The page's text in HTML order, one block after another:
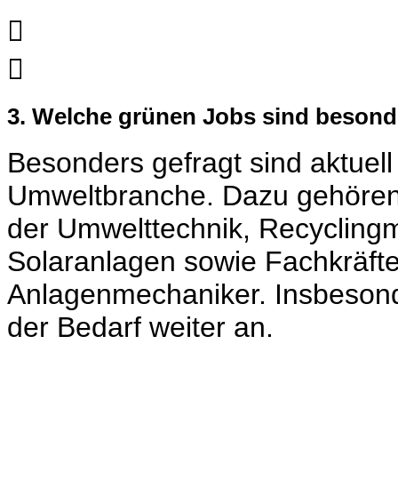


3. Welche grünen Jobs sind
Besonders gefragt sind
Umweltbranche. Dazu
der Umwelttechnik,
Solaranlagen sowie
Anlagenmechaniker.
der Bedarf weiter an.